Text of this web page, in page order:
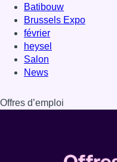
Batibouw
Brussels Expo
février
heysel
Salon
News
Offres d’emploi